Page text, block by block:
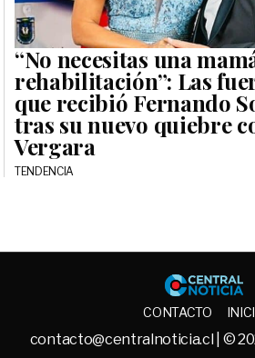
“No necesitas una
rehabilitación”: Las
que recibió Fernando
tras su nuevo quiebre
Vergara
TENDENCIA
CONTACTO
contacto@centralnoticia.cl | ©